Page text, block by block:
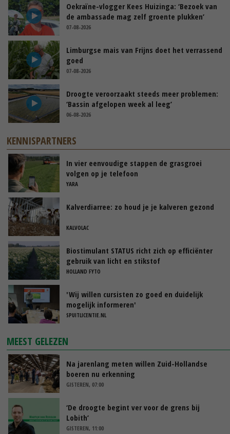
Oekraïne-vlogger Kees Huizinga: ‘Bezoek van
de ambassade mag zelf groente plukken’
07-08-2026
Limburgse mais van Frijns doet het verrassend
goed
07-08-2026
Droogte veroorzaakt steeds meer problemen:
‘Bassin afgelopen week al leeg’
06-08-2026
KENNISPARTNERS
In vier eenvoudige stappen de grasgroei
volgen op je telefoon
YARA
Kalverdiarree: zo houd je je kalveren gezond
KALVOLAC
Biostimulant STATUS richt zich op efficiënter
gebruik van licht en stikstof
HOLLAND FYTO
'Wij willen cursisten zo goed en duidelijk
mogelijk informeren'
SPUITLICENTIE.NL
MEEST GELEZEN
Na jarenlang meten willen Zuid-Hollandse
boeren nu erkenning
GISTEREN, 07:00
‘De droogte begint ver voor de grens bij
Lobith’
GISTEREN, 11:00